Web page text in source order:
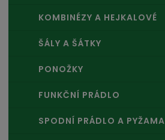
KOMBINÉZY A HEJKALOVÉ
ŠÁLY A ŠÁTKY
PONOŽKY
FUNKČNÍ PRÁDLO
SPODNÍ PRÁDLO A PYŽAMA